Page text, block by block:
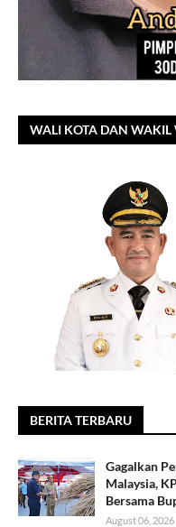
WALI KOTA DAN WAKIL
BERITA TERBARU
Gagalkan
Malaysia,
Bersama
August 06, 2026